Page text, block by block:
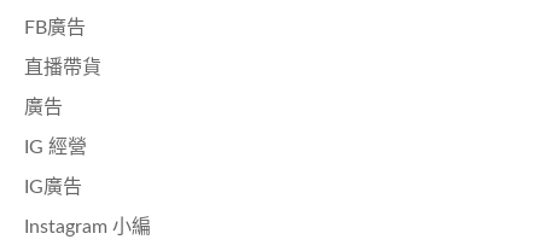
FB廣告
直播帶貨
廣告
IG 經營
IG廣告
Instagram 小編